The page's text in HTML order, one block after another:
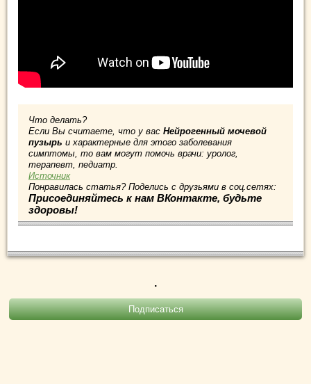
Что делать?
Если Вы считаете, что у вас Нейрогенный мочевой
пузырь и характерные для этого заболевания
симптомы, то вам могут помочь врачи: уролог,
терапевт, педиатр.
Источник
Понравилась статья? Поделись с друзьями в соц.сетях:
Присоединяйтесь к нам ВКонтакте, будьте
здоровы!
.